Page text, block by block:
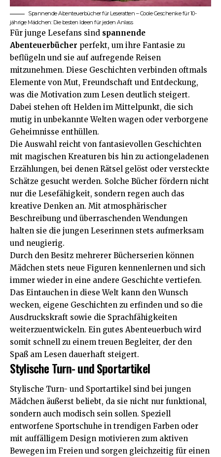
Spannende Abenteuerbücher für Leseratten – Coole Geschenke für 10-
jährige Mädchen: Die besten Ideen für jeden Anlass
Für junge Lesefans sind spannende
Abenteuerbücher perfekt, um ihre Fantasie zu
beflügeln und sie auf aufregende Reisen
mitzunehmen. Diese Geschichten verbinden oftmals
Elemente von Mut, Freundschaft und Entdeckung,
was die Motivation zum Lesen deutlich steigert.
Dabei stehen oft Helden im Mittelpunkt, die sich
mutig in unbekannte Welten wagen oder verborgene
Geheimnisse enthüllen.
Die Auswahl reicht von fantasievollen Geschichten
mit magischen Kreaturen bis hin zu actiongeladenen
Erzählungen, bei denen Rätsel gelöst oder versteckte
Schätze gesucht werden. Solche Bücher fördern nicht
nur die Lesefähigkeit, sondern regen auch das
kreative Denken an. Mit atmosphärischer
Beschreibung und überraschenden Wendungen
halten sie die jungen Leserinnen stets aufmerksam
und neugierig.
Durch den Besitz mehrerer Bücherserien können
Mädchen stets neue Figuren kennenlernen und sich
immer wieder in eine andere Geschichte vertiefen.
Das Eintauchen in diese Welt kann den Wunsch
wecken, eigene Geschichten zu erfinden und so die
Ausdruckskraft sowie die Sprachfähigkeiten
weiterzuentwickeln. Ein gutes Abenteuerbuch wird
somit schnell zu einem treuen Begleiter, der den
Spaß am Lesen dauerhaft steigert.
Stylische Turn- und Sportartikel
Stylische Turn- und Sportartikel sind bei jungen
Mädchen äußerst beliebt, da sie nicht nur funktional,
sondern auch modisch sein sollen. Speziell
entworfene Sportschuhe in trendigen Farben oder
mit auffälligem Design motivieren zum aktiven
Bewegen im Freien und sorgen gleichzeitig für einen